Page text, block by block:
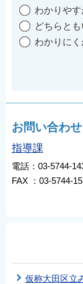
わかりやす
どちらと
わかりにく
お問い合わせ
指導課
電話：03-5744-
FAX ：03-5744-
仮称大田区立
한국어
नेपाली
Filipino